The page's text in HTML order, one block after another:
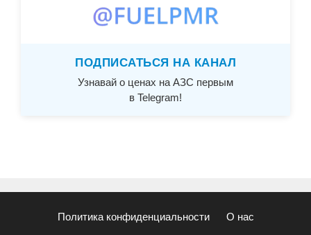
ПОДПИСАТЬСЯ НА КАНАЛ
Узнавай о ценах на АЗС первым
в Telegram!
Политика конфиденциальности О нас